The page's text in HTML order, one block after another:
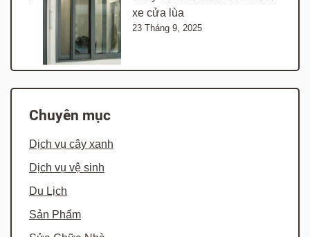
xe cửa lùa
23 Tháng 9, 2025
Chuyên mục
Dịch vụ cây xanh
Dịch vụ vệ sinh
Du Lịch
Sản Phẩm